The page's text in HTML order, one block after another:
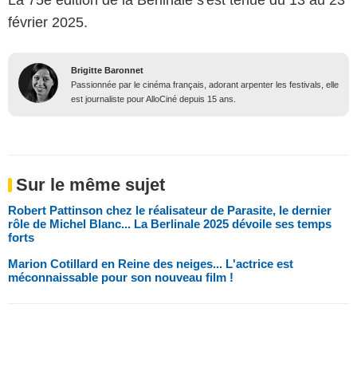
février 2025.
Brigitte Baronnet
Passionnée par le cinéma français, adorant arpenter les festivals, elle
est journaliste pour AlloCiné depuis 15 ans.
Sur le même sujet
Robert Pattinson chez le réalisateur de Parasite, le dernier
rôle de Michel Blanc... La Berlinale 2025 dévoile ses temps
forts
Marion Cotillard en Reine des neiges... L'actrice est
méconnaissable pour son nouveau film !